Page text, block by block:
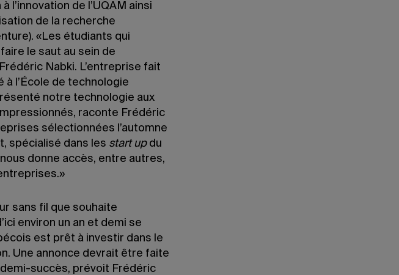
de l’UQAM ainsi
de la recherche
«Les étudiants qui
le saut au sein de
Nabki. L’entreprise fait
à l’École de technologie
notre technologie aux
raconte Frédéric
sélectionnées l’automne
spécialisé dans les start up du
donne accès, entre autres,
sans fil que souhaite
environ un an et demi se
est prêt à investir dans le
Une annonce devrait être faite
demi-succès, prévoit Frédéric